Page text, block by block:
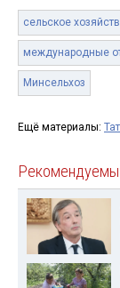
сельское
международные
Минсельхоз
Ещё материалы: